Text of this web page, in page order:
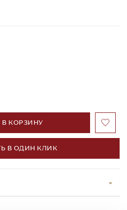
КОРЗИНУ
В ОДИН КЛИК